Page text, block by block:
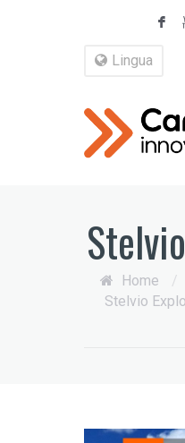
F
Lingua
Home /
Stelvio